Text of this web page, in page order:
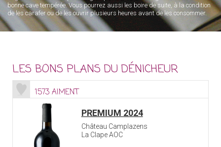
bonne cave tempérée. Vous pourrez aussi les boire de suite, à la condition
de les carafer ou de les ouvrir plusieurs heures avant de les consommer.
LES BONS PLANS DU DÉNICHEUR
1573 AIMENT
PREMIUM 2024
Château Camplazens
La Clape AOC